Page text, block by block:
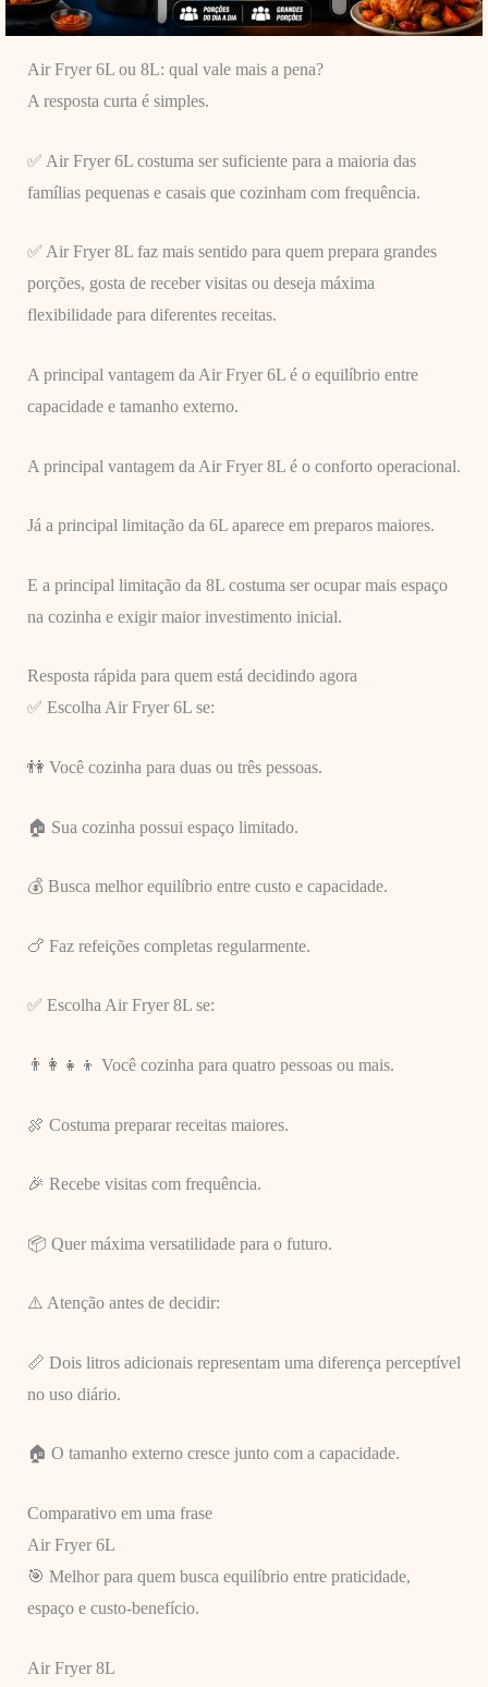
Air Fryer 6L ou 8L: qual vale mais a pena?
A resposta curta é simples.
✅ Air Fryer 6L costuma ser suficiente para a maioria das
famílias pequenas e casais que cozinham com frequência.
✅ Air Fryer 8L faz mais sentido para quem prepara grandes
porções, gosta de receber visitas ou deseja máxima
flexibilidade para diferentes receitas.
A principal vantagem da Air Fryer 6L é o equilíbrio entre
capacidade e tamanho externo.
A principal vantagem da Air Fryer 8L é o conforto operacional.
Já a principal limitação da 6L aparece em preparos maiores.
E a principal limitação da 8L costuma ser ocupar mais espaço
na cozinha e exigir maior investimento inicial.
Resposta rápida para quem está decidindo agora
✅ Escolha Air Fryer 6L se:
👫 Você cozinha para duas ou três pessoas.
🏠 Sua cozinha possui espaço limitado.
💰 Busca melhor equilíbrio entre custo e capacidade.
🍗 Faz refeições completas regularmente.
✅ Escolha Air Fryer 8L se:
👨‍👩‍👧‍👦 Você cozinha para quatro pessoas ou mais.
🍖 Costuma preparar receitas maiores.
🎉 Recebe visitas com frequência.
📦 Quer máxima versatilidade para o futuro.
⚠️ Atenção antes de decidir:
📏 Dois litros adicionais representam uma diferença perceptível
no uso diário.
🏠 O tamanho externo cresce junto com a capacidade.
Comparativo em uma frase
Air Fryer 6L
🎯 Melhor para quem busca equilíbrio entre praticidade,
espaço e custo-benefício.
Air Fryer 8L